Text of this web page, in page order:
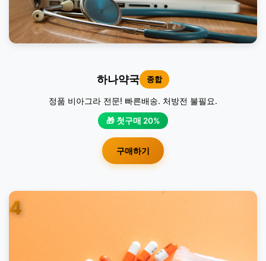
하나약국 종합
정품 비아그라 전문! 빠른배송. 처방전 불필요.
🎁 첫구매 20%
구매하기
4